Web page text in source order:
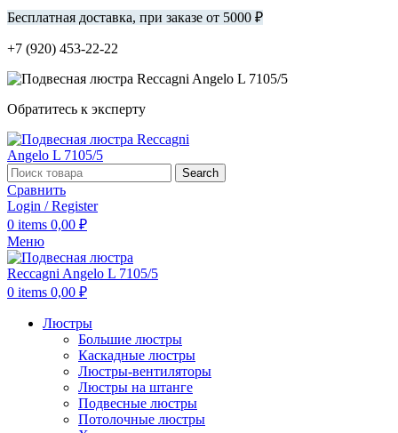
Бесплатная доставка, при заказе от 5000 ₽
+7 (920) 453-22-22
Обратитесь к эксперту
Search
Сравнить
Login / Register
0 items 0,00 ₽
Меню
0 items 0,00 ₽
Люстры
Большие люстры
Каскадные люстры
Люстры-вентиляторы
Люстры на штанге
Подвесные люстры
Потолочные люстры